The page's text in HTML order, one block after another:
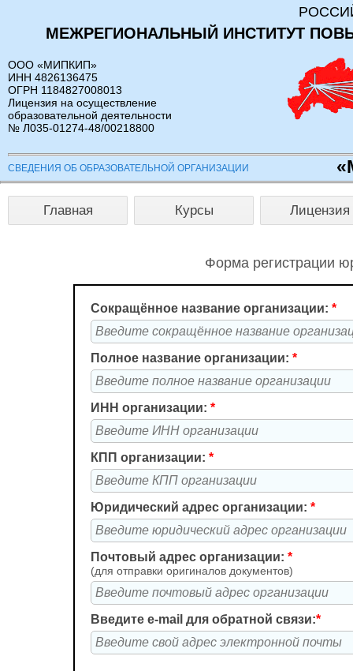
МЕЖРЕГИОНАЛЬНЫЙ ИНСТИТУТ
ООО «МИПКИП»
ИНН 4826136475
ОГРН 1184827008013
Лицензия на осуществление
образовательной деятельности
№ Л035-01274-48/00218800
СВЕДЕНИЯ ОБ ОБРАЗОВАТЕЛЬНОЙ ОРГАНИЗАЦИИ
Главная Курсы Лицензия
Форма регистрации
Сокращённое название организации: *
Полное название организации: *
ИНН организации: *
КПП организации: *
Юридический адрес организации: *
Почтовый адрес организации: *
(для отправки оригиналов документов)
Введите e-mail для обратной связи:*